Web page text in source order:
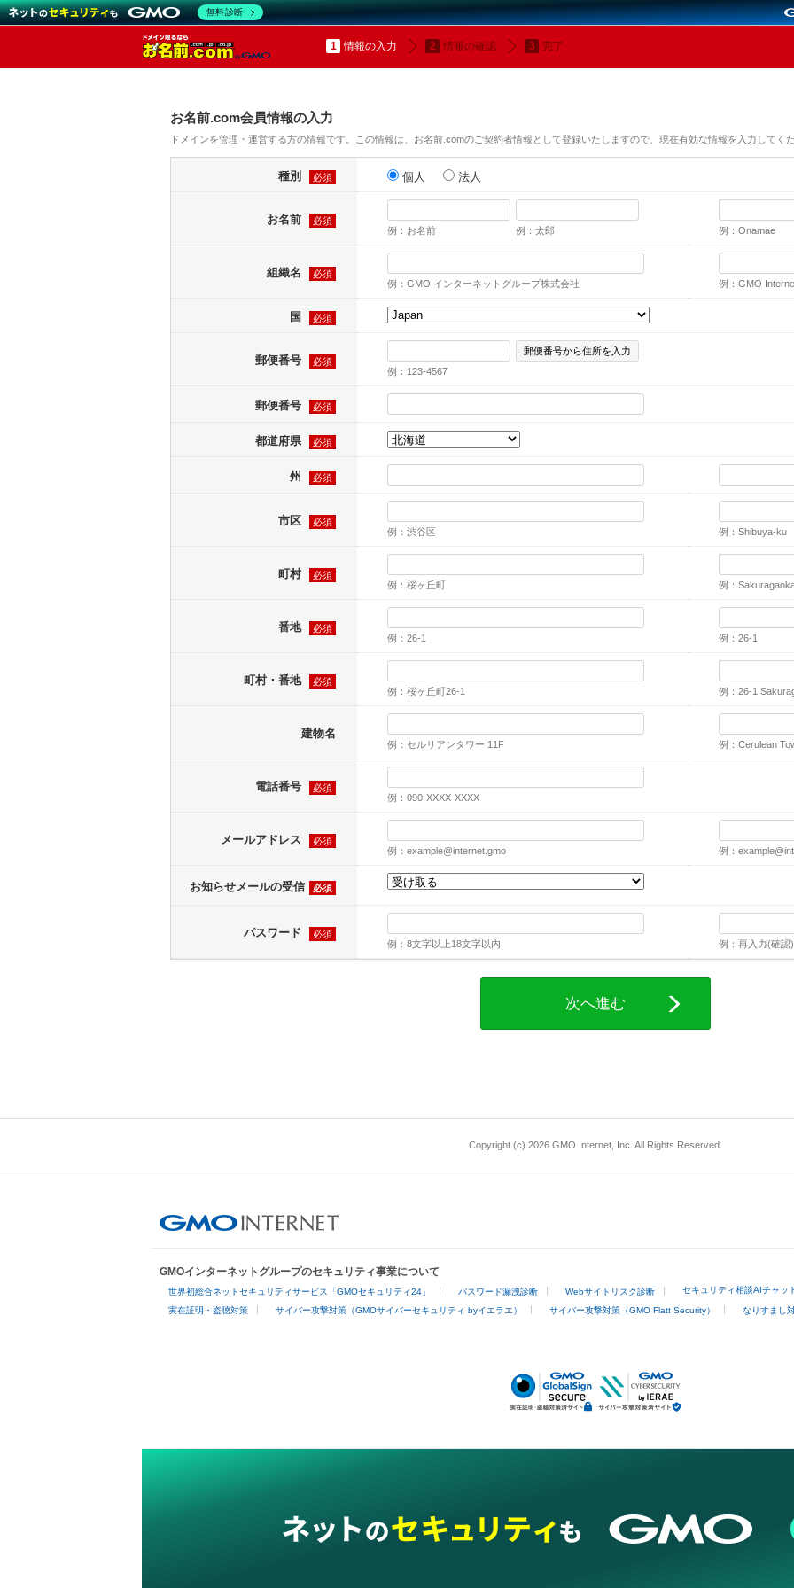
情報の入力 情報の確認 完了
お名前.com会員情報の入力
ドメインを管理・運営する方の情報です。この情報は、お名前.comのご契約者情報として登録いたしますので、現在有効な情報を入力してくだ
種別 必須 個人 法人
お名前
必須
例：お名前
例：太郎 例：Onamae
組織名
必須
例：GMO インターネットグループ株式会社
例：GMO
国 必須
郵便番号
必須
例：123-4567
郵便番号から住所を入力
郵便番号 必須
都道府県 必須
州 必須
市区
必須
例：渋谷区
例：Shibuya-ku
町村
必須
例：桜ヶ丘町
例：
番地
必須
例：26-1
例：26-1
町村・番地
必須
例：桜ヶ丘町26-1
例：26-1
建物名
例：セルリアンタワー 11F 例：Cerulean
電話番号
必須
例：090-XXXX-XXXX
メールアドレス
必須
例： example@internet.gmo 例：
お知らせメールの受信 必須
パスワード
必須
例：8文字以上18文字以内
例：再入力(確認)
次へ進む
Copyright (c) 2026 GMO Internet, Inc. All Rights Reserved.
GMOインターネットグループのセキュリティ事業について
世界初総合ネットセキュリティサービス「GMOセキュリティ24」 パスワード漏洩診断 Webサイトリスク診断 セキュリティ相談AIチャッ
実在証明・盗聴対策 サイバー攻撃対策（GMOサイバーセキュリティ byイエラエ） サイバー攻撃対策（GMO Flatt Security） なりすまし
無料診断